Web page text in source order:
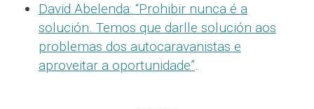
David Abelenda: “Prohibir nunca é a
solución. Temos que darlle solución aos
problemas dos autocaravanistas e
aproveitar a oportunidade”.